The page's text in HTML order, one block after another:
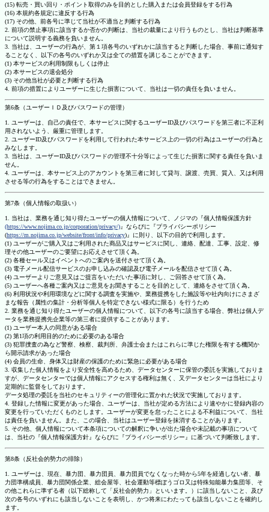
(15) 転売・買い回り・ポイント取得のみを目的とした購入または会員登録をする行為
(16) 本規約各規定に違反する行為
(17) その他、前各号に準じて当社が不適当と判断する行為
2. 前項の禁止事項に該当するか否かの判断は、当社の裁量により行うものとし、当社は判断基準
について説明する義務を負いません。
3. 当社は、ユーザーの行為が、第１項各号のいずれかに該当すると判断した場合、事前に通知す
ることなく、以下の各号のいずれか又は全ての措置を講じることができます。
(1) 本サービスの利用制限もしくは停止
(2) 本サービスの退会処分
(3) その他当社が必要と判断する行為
4. 前項の措置によりユーザーに生じた損害について、当社は一切の責任を負いません。
第6条（ユーザーＩＤ及びパスワードの管理）
1. ユーザーは、自己の責任で、本サービスに関するユーザーID及びパスワードを第三者に不正利
用されないよう、厳重に管理します。
2. ユーザーID及びパスワードを利用して行われた本サービス上の一切の行為はユーザーの行為と
みなします。
3. 当社は、ユーザーID及びパスワードの管理不十分等によって生じた損害に関する責任を負いま
せん。
4. ユーザーは、本サービス上のアカウントを第三者に対して貸与、譲渡、売買、質入、又は利用
させる等の行為をすることはできません。
第7条（個人情報の取扱い）
1. 当社は、業務を通じ知り得たユーザーの個人情報について、ノジマの『個人情報保護方針
(https://www.nojima.co.jp/corporation/privacy/)』ならびに『プライバシーポリシー
(https://m.nojima.co.jp/website/front/info/privacy)』に則り、以下の目的で利用します。
(1) ユーザーがご購入又はご利用された商品又はサービスに関し、連絡、配達、工事、設定、修
理その他ユーザーのご要望にお応えさせて頂く為。
(2) 各種セール又はイベントへのご案内を送付させて頂く為。
(3) 電子メール配信サービスのお申し込みの確認及び電子メールを配信させて頂く為。
(4) ユーザーよりご意見又はご提言をいただいた事項に対し、ご回答させて頂く為。
(5) ユーザーへ各種ご案内又はご意見をお聞きすることを目的として、連絡をさせて頂く為。
(6) 利用状況や利用環境などに関する調査を実施や、業務提携をした施設等や社内向けにさまざ
まな報告（属性の集計・分析等個人を特定できない様式に限る）を行うため
2. 業務を通じ知り得たユーザーの個人情報について、以下の各号に該当する場合、弊社は個人デ
ータを業務提携先企業等の第三者に提供することがあります。
(1) ユーザー本人の同意がある場合
(2) 第1項の利用目的のために必要のある場合
(3) 犯罪捜査の為など警察、検察、裁判所、弁護士会またはこれらに準じた権限を有する機関か
ら開示請求があった場合
(4) 会員の生命、身体又は財産の保護のために緊急に必要がある場合
3. 収集した個人情報をより安全性を高めるため、データセンターに保管の委託を実施しておりま
すが、データセンターでは個人情報にアクセスする権利は無く、又データセンターは当社により
定期的に監督をしております。
データ処理の委託を当社のセキュリティーの管理化に置かれた状況で実施しております。
4. 登録した情報に変更があった場合、ユーザーは、当社が定める方法により速やかに登録内容の
変更を行っていただくものとします。ユーザーが変更を怠ったことによる不利益について、当社
は責任を負いません。また、この場合、当社はユーザー登録を抹消することがあります。
5. その他、個人情報について本条項についての解釈に争いが出た場合や未記載の事項について
は、当社の『個人情報保護方針』ならびに『プライバシーポリシー』に基づいて判断致します。
第8条（反社会的勢力の排除）
1. ユーザーは、現在、暴力団、暴力団員、暴力団員でなくなった時から5年を経過しない者、暴
力団準構成員、暴力団関係企業、総会屋等、社会運動等標ぼうゴロ又は特殊知能暴力集団等、そ
の他これらに準ずる者（以下総称して「反社会的勢力」といいます。）に該当しないこと、及び
次の各号のいずれにも該当しないことを表明し、かつ将来にわたっても該当しないことを確約し
ます。